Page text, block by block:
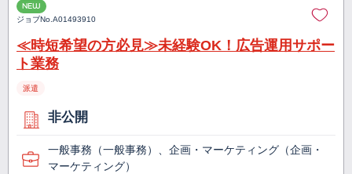
NEW
ジョブNo.A01493910
≪時短希望の方必見≫未経験OK！広告運用サポー
ト業務
派遣
非公開
一般事務（一般事務）、企画・マーケティング（企画・
マーケティング）